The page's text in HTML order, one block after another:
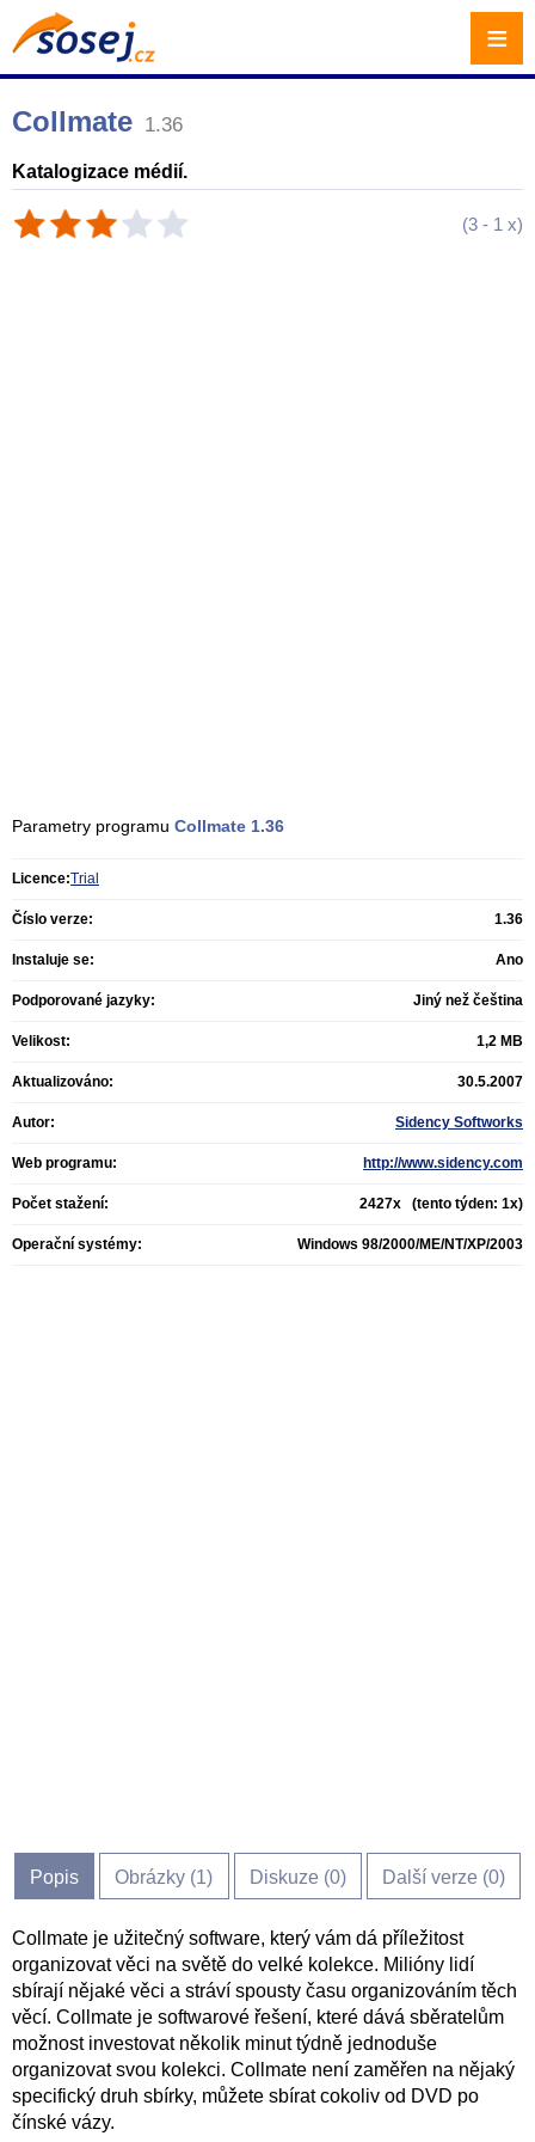
Collmate 1.36
Katalogizace médií.
(3 - 1 x)
Parametry programu Collmate 1.36
Licence:Trial
Číslo verze: 1.36
Instaluje se: Ano
Podporované jazyky: Jiný než čeština
Velikost: 1,2 MB
Aktualizováno: 30.5.2007
Autor: Sidency Softworks
Web programu: http://www.sidency.com
Počet stažení: 2427x (tento týden: 1x)
Operační systémy: Windows 98/2000/ME/NT/XP/2003
Popis Obrázky (1) Diskuze (0) Další verze (0)
Collmate je užitečný software, který vám dá příležitost
organizovat věci na světě do velké kolekce. Milióny lidí
sbírají nějaké věci a stráví spousty času organizováním těch
věcí. Collmate je softwarové řešení, které dává sběratelům
možnost investovat několik minut týdně jednoduše
organizovat svou kolekci. Collmate není zaměřen na nějaký
specifický druh sbírky, můžete sbírat cokoliv od DVD po
čínské vázy.
≡